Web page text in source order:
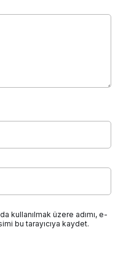
kullanılmak üzere adımı, e-
bu tarayıcıya kaydet.